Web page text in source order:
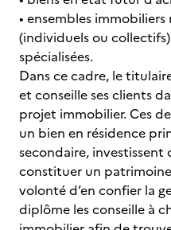
• ensembles
(individuels ou
spécialisées.
Dans ce cadre, le
et conseille ses clients
projet immobilier. Ces
un bien en résidence
secondaire, investissent
constituer un
volonté d’en confier la
diplôme les conseille à